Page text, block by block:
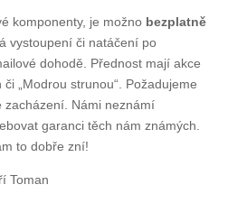
komponenty, je možno
jednotlivá vystoupení či
nebo e-mailové dohodě.
na Blatech či „Modrou
jen šetrné a odborné
interpreti budou
nám známých. Mnoho zdaru